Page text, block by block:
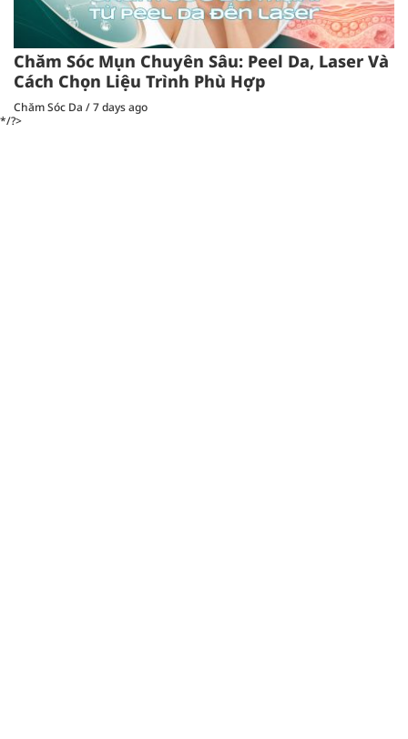
Chăm Sóc Mụn Chuyên Sâu: Peel Da, Laser Và
Cách Chọn Liệu Trình Phù Hợp
Chăm Sóc Da /7 days ago
*/?>